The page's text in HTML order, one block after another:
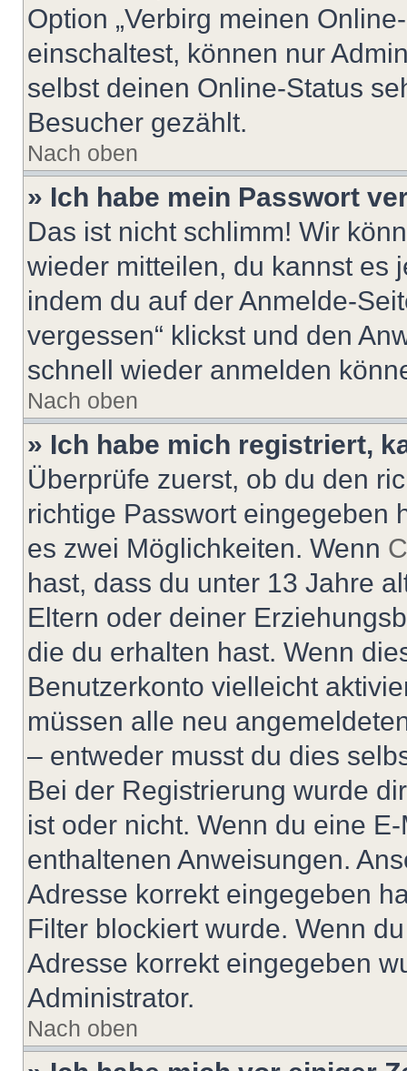
Option „Verbirg meinen
einschaltest, können nur
selbst deinen Online-Status
Besucher gezählt.
Nach oben
» Ich habe mein Passwort
Das ist nicht schlimm! Wir
wieder mitteilen, du kannst es
indem du auf der Anmelde-
vergessen“ klickst und den
schnell wieder anmelden
Nach oben
» Ich habe mich registriert,
Überprüfe zuerst, ob du den
richtige Passwort eingegeben
es zwei Möglichkeiten. Wenn
hast, dass du unter 13 Jahre
Eltern oder deiner
die du erhalten hast. Wenn
Benutzerkonto vielleicht
müssen alle neu
– entweder musst du dies
Bei der Registrierung wurde
ist oder nicht. Wenn du eine
enthaltenen Anweisungen.
Adresse korrekt eingegeben
Filter blockiert wurde. Wenn
Adresse korrekt eingegeben
Administrator.
Nach oben